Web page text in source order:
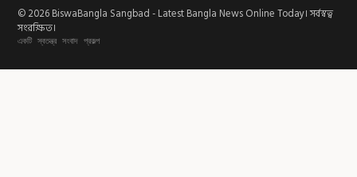
© 2026 BiswaBangla Sangbad - Latest Bangla News Online Today। সর্বস্বত্ব
সংরক্ষিত।
একটি স্বতন্ত্র সংবাদ প্রকল্প